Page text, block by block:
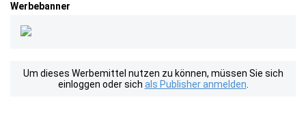
Werbebanner
Um dieses Werbemittel nutzen zu können, müssen Sie sich
einloggen oder sich als Publisher anmelden